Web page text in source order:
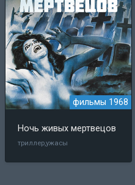
фильмы 1968
Ночь живых мертвецов
триллер,ужасы